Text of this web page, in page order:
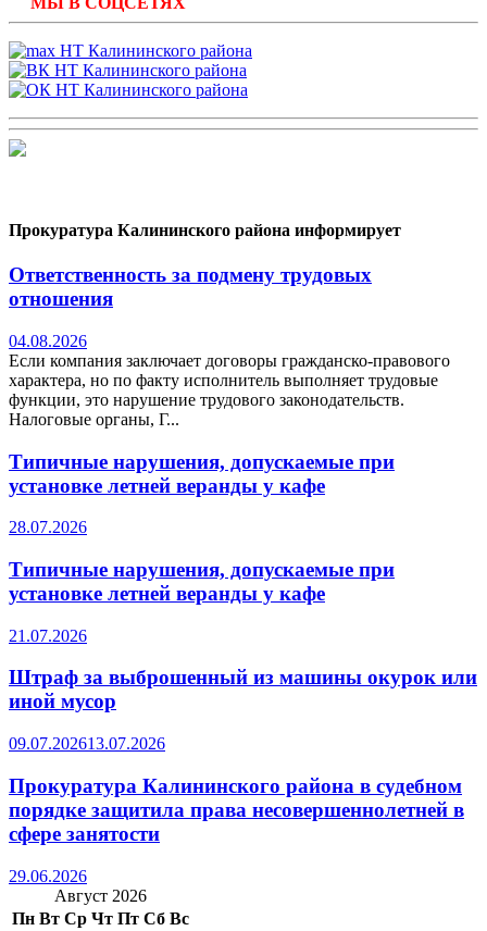
Прокуратура Калининского района информирует
Ответственность за подмену трудовых
отношения
04.08.2026
Если компания заключает договоры гражданско-правового
характера, но по факту исполнитель выполняет трудовые
функции, это нарушение трудового законодательств.
Налоговые органы, Г...
Типичные нарушения, допускаемые при
установке летней веранды у кафе
28.07.2026
Типичные нарушения, допускаемые при
установке летней веранды у кафе
21.07.2026
Штраф за выброшенный из машины окурок или
иной мусор
09.07.202613.07.2026
Прокуратура Калининского района в судебном
порядке защитила права несовершеннолетней в
сфере занятости
29.06.2026
Август 2026
Пн Вт Ср Чт Пт Сб Вс